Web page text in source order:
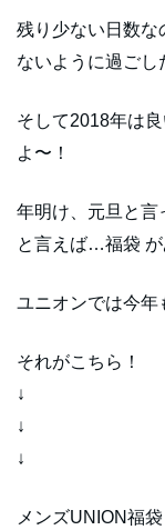
残り少ない日数な
ないように過ごし
そして2018年は
よ〜！
年明け、元旦と言
と言えば…福袋 が
ユニオンでは今年
それがこちら！
↓
↓
↓
メンズUNION福袋